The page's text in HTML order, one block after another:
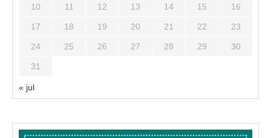
10 11 12 13 14 15 16
17 18 19 20 21 22 23
24 25 26 27 28 29 30
31
« jul